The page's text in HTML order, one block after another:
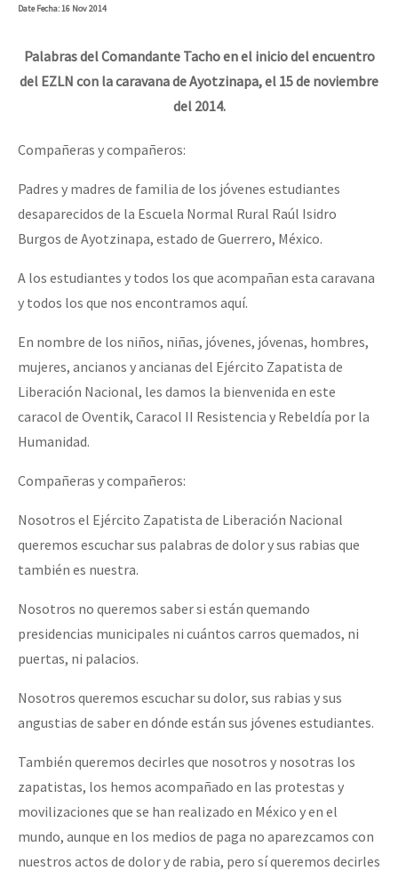
DateFecha: 16 Nov 2014
Palabras del Comandante Tacho en el inicio del encuentro
del EZLN con la caravana de Ayotzinapa, el 15 de noviembre
del 2014.
Compañeras y compañeros:
Padres y madres de familia de los jóvenes estudiantes
desaparecidos de la Escuela Normal Rural Raúl Isidro
Burgos de Ayotzinapa, estado de Guerrero, México.
A los estudiantes y todos los que acompañan esta caravana
y todos los que nos encontramos aquí.
En nombre de los niños, niñas, jóvenes, jóvenas, hombres,
mujeres, ancianos y ancianas del Ejército Zapatista de
Liberación Nacional, les damos la bienvenida en este
caracol de Oventik, Caracol II Resistencia y Rebeldía por la
Humanidad.
Compañeras y compañeros:
Nosotros el Ejército Zapatista de Liberación Nacional
queremos escuchar sus palabras de dolor y sus rabias que
también es nuestra.
Nosotros no queremos saber si están quemando
presidencias municipales ni cuántos carros quemados, ni
puertas, ni palacios.
Nosotros queremos escuchar su dolor, sus rabias y sus
angustias de saber en dónde están sus jóvenes estudiantes.
También queremos decirles que nosotros y nosotras los
zapatistas, los hemos acompañado en las protestas y
movilizaciones que se han realizado en México y en el
mundo, aunque en los medios de paga no aparezcamos con
nuestros actos de dolor y de rabia, pero sí queremos decirles